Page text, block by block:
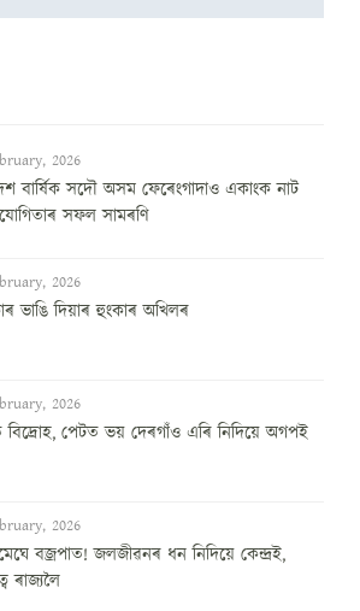
2026
বার্ষিক সদৌ অসম ফেৰেংগাদাও একাংক নাট
সফল সামৰণি
2026
ভাঙি দিয়াৰ হুংকাৰ অখিলৰ
2026
পেটত ভয় দেৰগাঁও এৰি নিদিয়ে অগপই
2026
বজ্ৰপাত! জলজীৱনৰ ধন নিদিয়ে কেন্দ্ৰই,
ৰাজ্যলৈ